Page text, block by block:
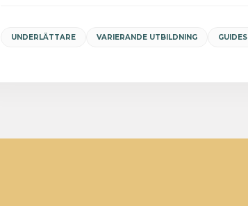
UNDERLÄTTARE VARIERANDE UTBILDNING GUIDES